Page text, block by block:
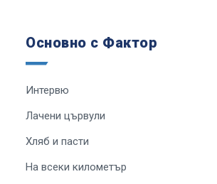
Основно с Фактор
Интервю
Лачени цървули
Хляб и пасти
На всеки километър